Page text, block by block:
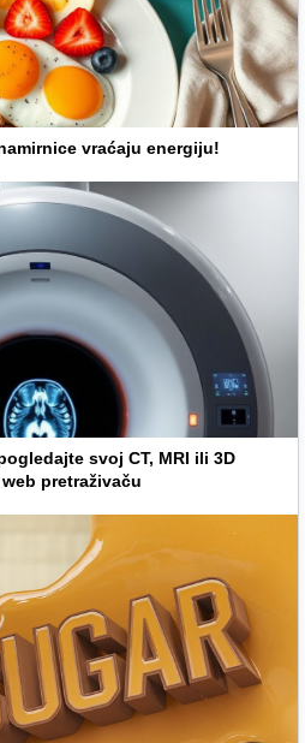
vraćaju energiju!
svoj CT, MRI ili 3D
pretraživaču